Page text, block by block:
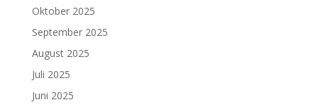
Oktober 2025
September 2025
August 2025
Juli 2025
Juni 2025